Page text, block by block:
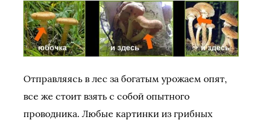
Отправляясь в лес за богатым урожаем опят,
все же стоит взять с собой опытного
проводника. Любые картинки из грибных